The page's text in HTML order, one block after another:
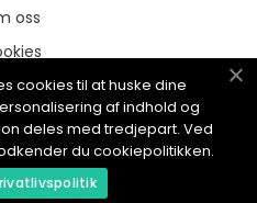
oss
Oss
cookies til at huske dine
af indhold og
deles med tredjepart. Ved
du cookiepolitikken.